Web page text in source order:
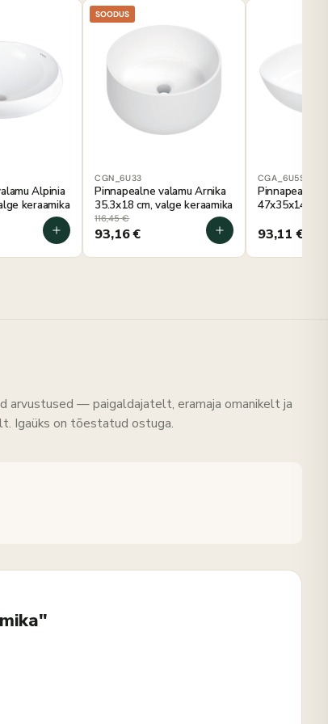
Alpinia
keraamika
SOODUS
CGN_6U33
Pinnapealne valamu Arnika
35.3x18 cm, valge keraamika
116,45€
93,16€
CGA_6U5S
Pinnapealne
47x35x14
93,11 €
arvustused — paigaldajatelt, eramaja omanikelt ja
Igaüks on tõestatud ostuga.